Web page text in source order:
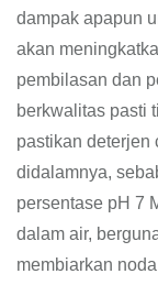
dampak apapun
akan
pembilasan dan
berkwalitas pasti
pastikan deterjen
didalamnya,
persentase pH 7
dalam air,
membiarkan